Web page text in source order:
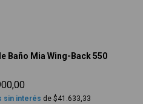
Baño Mia Wing-Back 550
sin interés de $41.633,33